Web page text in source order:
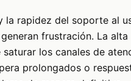
la rapidez del soporte al
frustración. La alta
los canales de
prolongados o